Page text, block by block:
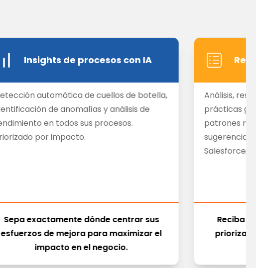
Insights de procesos con IA
automática de cuellos de botella,
de anomalías y análisis de
en todos sus procesos.
por impacto.
Sepa exactamente dónde centrar sus
esfuerzos de mejora para maximizar el
impacto en el negocio.
Análisis,
prácticas
patrones
sugerencias
Salesforce,
Reciba